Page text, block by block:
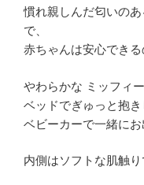
慣れ親しんだ匂いの
で、
赤ちゃんは安心できる
やわらかな ミッフィ
ベッドでぎゅっと抱き
ベビーカーで一緒に
内側はソフトな肌触